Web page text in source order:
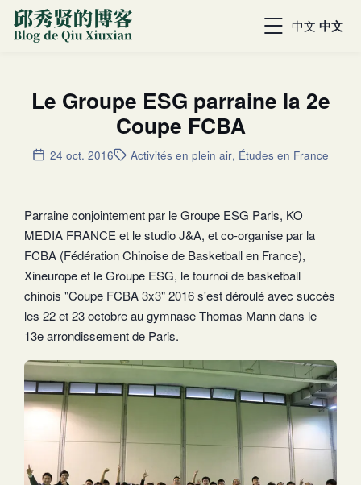
中文 中文
Le Groupe ESG parraine la 2e
Coupe FCBA
24 oct. 2016 Activités en plein air, Études en France
Parraine conjointement par le Groupe ESG Paris, KO
MEDIA FRANCE et le studio J&A, et co-organise par la
FCBA (Fédération Chinoise de Basketball en France),
Xineurope et le Groupe ESG, le tournoi de basketball
chinois "Coupe FCBA 3x3" 2016 s'est déroulé avec succès
les 22 et 23 octobre au gymnase Thomas Mann dans le
13e arrondissement de Paris.